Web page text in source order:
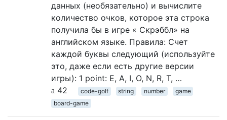
данных (необязательно) и вычислите
количество очков, которое эта строка
получила бы в игре « Скрэббл» на
английском языке. Правила: Счет
каждой буквы следующий (используйте
это, даже если есть другие версии
игры): 1 point: E, A, I, O, N, R, T, …
42
code-golf string number
game
board-game